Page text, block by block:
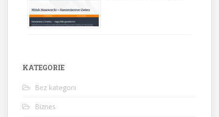
KATEGORIE
Bez kategorii
Biznes